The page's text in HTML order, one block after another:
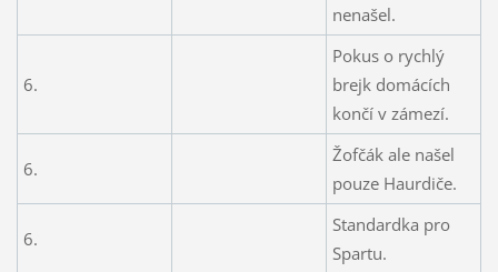
nenašel.
6.
Pokus o rychlý
brejk domácích
končí v zámezí.
6.
Žofčák ale našel
pouze Haurdiče.
6.
Standardka pro
Spartu.